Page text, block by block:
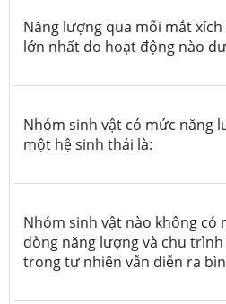
Năng lượng qua mỗi mắt
lớn nhất do hoạt động nào
Nhóm sinh vật có mức năng
một hệ sinh thái là:
Nhóm sinh vật nào không có
dòng năng lượng và chu
trong tự nhiên vẫn diễn ra